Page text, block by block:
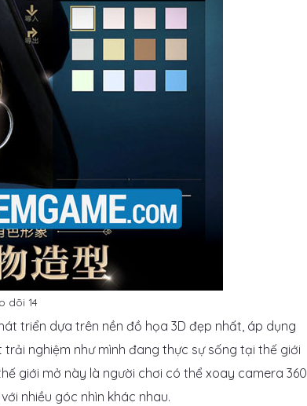
dõi 14
triển dựa trên nền đồ họa 3D đẹp nhất, áp dụng
nghiệm như mình đang thực sự sống tại thế giới
giới mở này là người chơi có thể xoay camera 360
nhiều góc nhìn khác nhau.